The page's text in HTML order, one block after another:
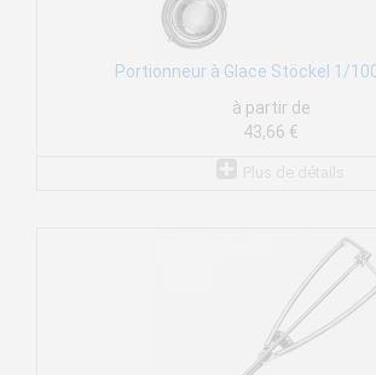
Portionneur à Glace Stöckel 1/
à partir de
43,66 €